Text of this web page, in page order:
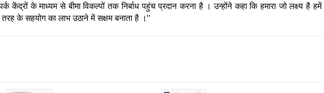
केंद्रों के माध्यम से बीमा विकल्पों तक निर्बाध पहुंच प्रदान करना है । उन्होंने कहा कि हमारा जो लक्ष्य है हमें
के सहयोग का लाभ उठाने में सक्षम बनाता है ।''